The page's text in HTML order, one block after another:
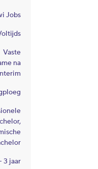
Jobs
Vaste
na
3 jaar